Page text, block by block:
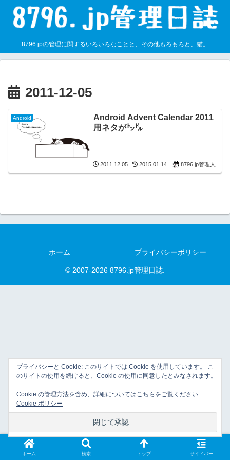
8796.jpの管理に関するいろいろなことと、その他もろもろと、猫。
2011-12-05
Android
Android Advent Calendar 2011
用ネタが㌧㌦
2011.12.05 2015.01.14 8796.jp管理人
ホーム プライバシーポリシー
© 2007-2026 8796.jp管理日誌.
ホーム 検索 トップ サイドバー
プライバシーと Cookie: このサイトでは Cookie を使用しています。 こ
のサイトの使用を続けると、Cookie の使用に同意したとみなされます。
Cookie の管理方法を含め、詳細についてはこちらをご覧ください:
Cookie ポリシー